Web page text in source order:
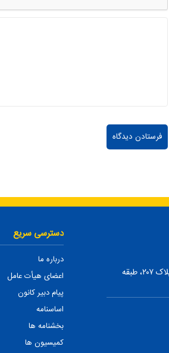
تهران، ضلع شمالی بلوار میرداماد، بین نفت و شمس تبریزی، پلاک ۲۰۷، طبقه
دسترسی سریع
درباره ما
اعضای هیأت عامل
پیام دبیر کانون
اساسنامه
بخشنامه ها
کمیسیون ها